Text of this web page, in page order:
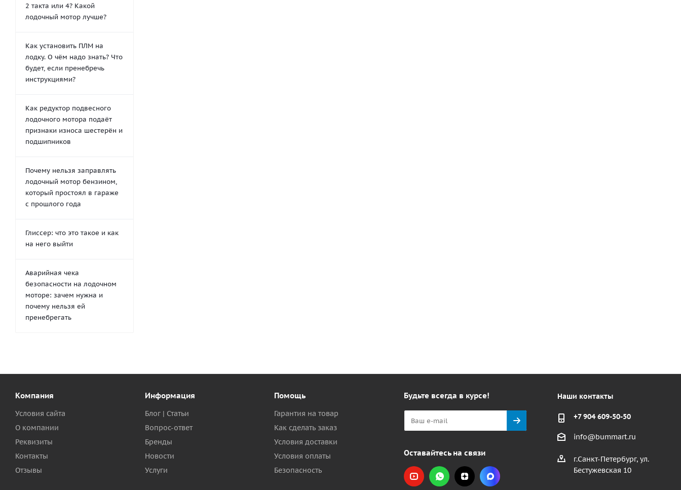
2 такта или 4? Какой
лодочный мотор лучше?
Как установить ПЛМ на
лодку. О чём надо знать? Что
будет, если пренебречь
инструкциями?
Как редуктор подвесного
лодочного мотора подаёт
признаки износа шестерён и
подшипников
Почему нельзя заправлять
лодочный мотор бензином,
который простоял в гараже
с прошлого года
Глиссер: что это такое и как
на него выйти
Аварийная чека
безопасности на лодочном
моторе: зачем нужна и
почему нельзя ей
пренебрегать
Компания
Условия сайта
О компании
Реквизиты
Контакты
Отзывы
Информация
Блог | Статьи
Вопрос-ответ
Бренды
Новости
Услуги
Помощь
Гарантия на товар
Как сделать заказ
Условия доставки
Условия оплаты
Безопасность
Будьте всегда в курсе!
Оставайтесь на связи
Наши контакты
+7 904 609-50-50
info@bummart.ru
г.Санкт-Петербург, ул.
Бестужевская 10